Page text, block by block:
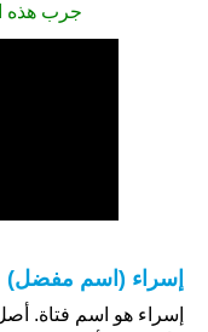
جرب هذه
إسراء (اسم مفضل)